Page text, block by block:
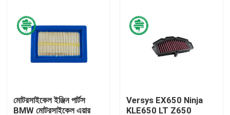
স্বয়ংচালিত কেবিন এয়ার ফিল্টার
মোটরসাইকেল ইঞ্জিন পার্টস
BMW মোটরসাইকেল এয়ার
Versys EX650 Ninja
KLE650 LT Z650